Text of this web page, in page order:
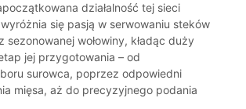
działalność tej sieci
się pasją w serwowaniu steków
wołowiny, kładąc duży
jej przygotowania – od
surowca, poprzez odpowiedni
mięsa, aż do precyzyjnego podania